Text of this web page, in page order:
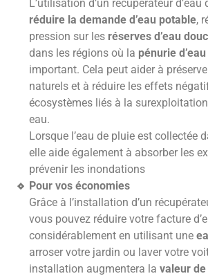
L’utilisation d’un récupérateur d’eau
réduire la demande d’eau potable,
pression sur les réserves d’eau
dans les régions où la pénurie d’eau
important. Cela peut aider à
naturels et à réduire les effets
écosystèmes liés à la
eau.
Lorsque l’eau de pluie est collectée
elle aide également à absorber les
prévenir les inondations
Pour vos économies
Grâce à l’installation d’un
vous pouvez réduire votre facture
considérablement en utilisant une
arroser votre jardin ou laver votre
installation augmentera la valeur